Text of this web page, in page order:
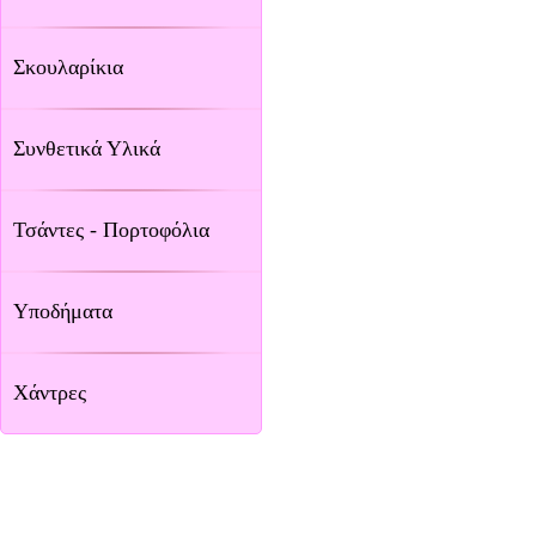
Σκουλαρίκια
Συνθετικά Υλικά
Τσάντες - Πορτοφόλια
Υποδήματα
Χάντρες